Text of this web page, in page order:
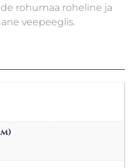
rohumaa roheline ja
veepeeglis.